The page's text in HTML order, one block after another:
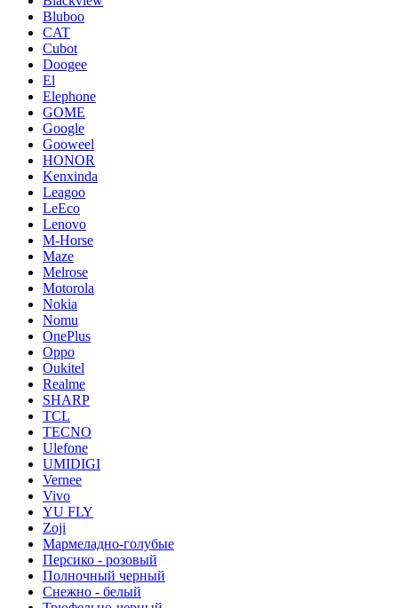
Bluboo
CAT
Cubot
Doogee
El
Elephone
GOME
Google
Gooweel
HONOR
Kenxinda
Leagoo
LeEco
Lenovo
M-Horse
Maze
Melrose
Motorola
Nokia
Nomu
OnePlus
Oppo
Oukitel
Realme
SHARP
TCL
TECNO
Ulefone
UMIDIGI
Vernee
Vivo
YU FLY
Zoji
Мармеладно-голубые
Персико - розовый
Полночный черный
Снежно - белый